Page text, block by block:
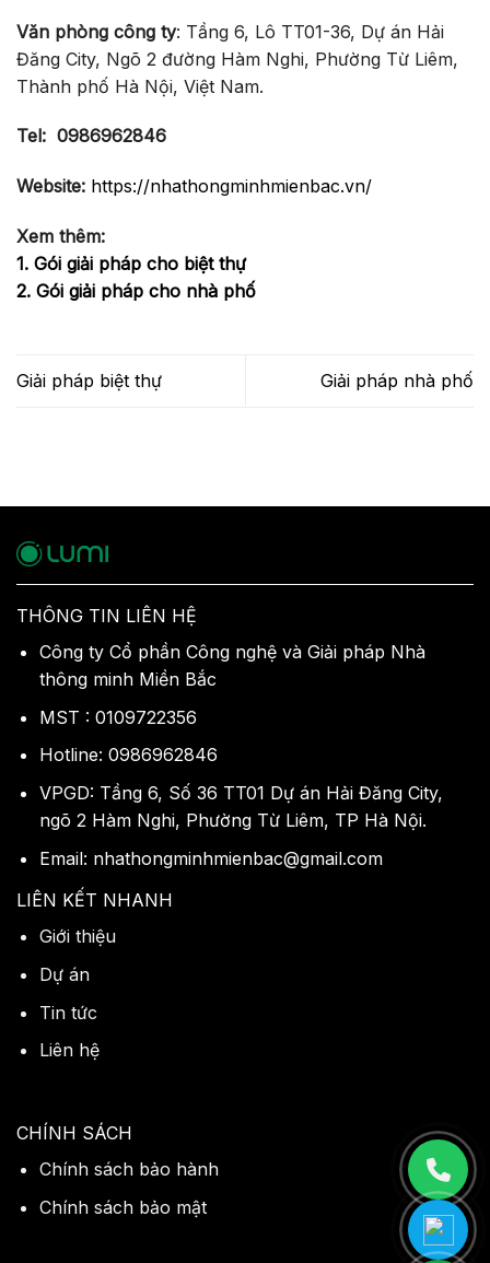
Văn phòng công ty: Tầng 6, Lô TT01-36, Dự án Hải
Đăng City, Ngõ 2 đường Hàm Nghi, Phường Từ Liêm,
Thành phố Hà Nội, Việt Nam.
Tel: 0986962846
Website: https://nhathongminhmienbac.vn/
Xem thêm:
1. Gói giải pháp cho biệt thự
2. Gói giải pháp cho nhà phố
Giải pháp biệt thự Giải pháp nhà phố
THÔNG TIN LIÊN HỆ
Công ty Cổ phần Công nghệ và Giải pháp Nhà
thông minh Miền Bắc
MST : 0109722356
Hotline: 0986962846
VPGD: Tầng 6, Số 36 TT01 Dự án Hải Đăng City,
ngõ 2 Hàm Nghi, Phường Từ Liêm, TP Hà Nội.
Email: nhathongminhmienbac@gmail.com
LIÊN KẾT NHANH
Giới thiệu
Dự án
Tin tức
Liên hệ
CHÍNH SÁCH
Chính sách bảo hành
Chính sách bảo mật